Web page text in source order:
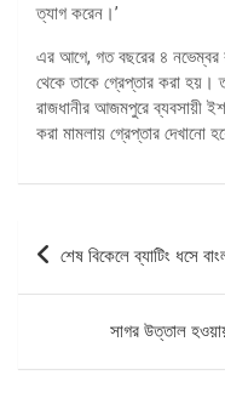
ত্যাগ করেন।’
এর আগে, গত বছরের ৪ নভেম্বর
থেকে তাকে গ্রেপ্তার করা
রাজধানীর আজমপুরে ব্যবসায়ী
করা মামলায় গ্রেপ্তার দেখানো
পোস্ট
শেষ বিকেলে ব্যাটিং ধসে
সাগর উত্তাল